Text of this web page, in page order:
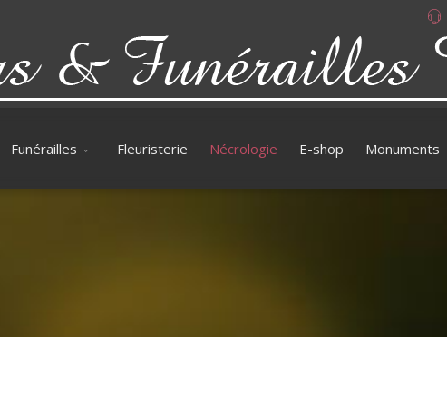
Funérailles Fleuristerie Nécrologie E-shop Monuments